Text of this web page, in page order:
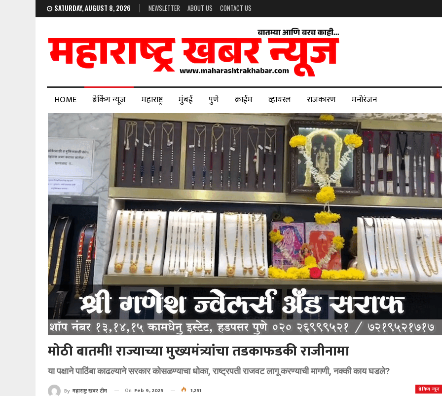
SATURDAY, AUGUST 8, 2026 NEWSLETTER ABOUT US CONTACT US
HOME ब्रेकिंग न्यूज महाराष्ट्र मुंबई पुणे क्राईम व्हायरल राजकारण मनोरंजन
मोठी बातमी! राज्याच्या मुख्यमंत्र्यांचा तडकाफडकी राजीनामा
या पक्षाने पाठिंबा काढल्याने सरकार कोसळण्याचा धोका, राष्ट्रपती राजवट लागू करण्याची मागणी, नक्की काय घडले?
ब्रेकिंग न्यूज
By महाराष्ट्र खबर टीम On Feb 9, 2025 1,251